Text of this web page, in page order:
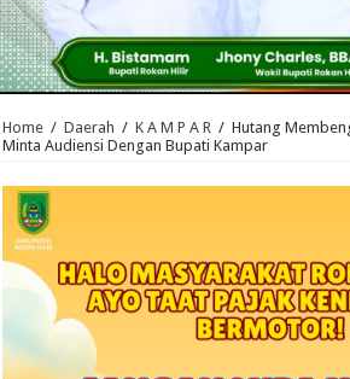
Home / Daerah / K A M P A R / Hutang
Minta Audiensi Dengan Bupati Kampar